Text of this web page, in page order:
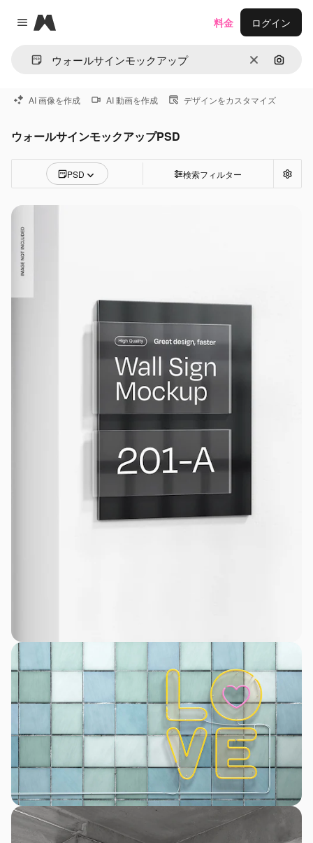
Close menu
Magnific
消去 画像で
料金 ログイン
AI 画像を作成 AI 動画を作成 デザインをカスタマイズ
ウォールサインモックアップPSD
PSD 検索フィルター